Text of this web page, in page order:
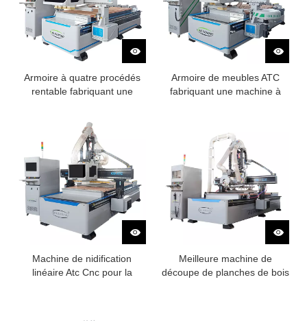
Armoire à quatre procédés
rentable fabriquant une
Armoire de meubles ATC
fabriquant une machine à
Machine de nidification
linéaire Atc Cnc pour la
Meilleure machine de
découpe de planches de bois